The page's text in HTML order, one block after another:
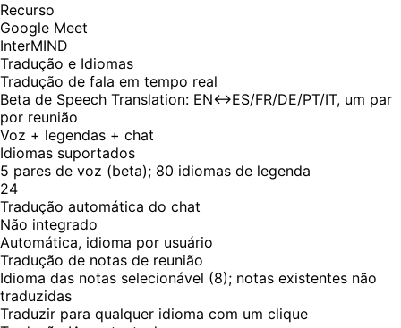
Recurso
Google Meet
InterMIND
Tradução e Idiomas
Tradução de fala em tempo real
Beta de Speech Translation: EN↔ES/FR/DE/PT/IT, um par
por reunião
Voz + legendas + chat
Idiomas suportados
5 pares de voz (beta); 80 idiomas de legenda
24
Tradução automática do chat
Não integrado
Automática, idioma por usuário
Tradução de notas de reunião
Idioma das notas selecionável (8); notas existentes não
traduzidas
Traduzir para qualquer idioma com um clique